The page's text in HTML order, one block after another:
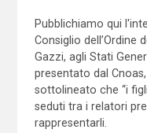
Pubblichiamo qui
Consiglio dell’Ordine
Gazzi, agli Stati
presentato dal
sottolineato che “i
seduti tra i relatori
rappresentarli.